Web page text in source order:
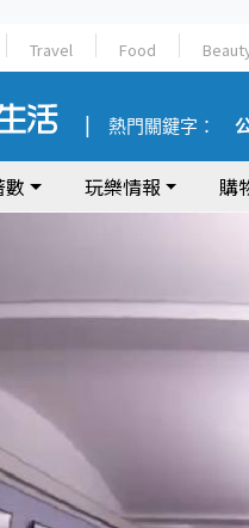
Travel Food
熱門關鍵字：
數 玩樂情報 購